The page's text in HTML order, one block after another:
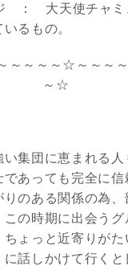
： 大天使チャミ
るもの。
～～～～☆～～～
～☆
集団に恵まれる人
であっても完全に
のある関係の為
の時期に出会う
ょっと近寄りが
話しかけて行く